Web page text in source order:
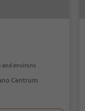
and environs
Centrum